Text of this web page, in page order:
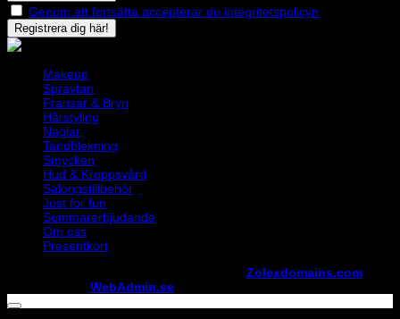
Genom att fortsätta accepterar du integritetspolicyn
Makeup
Spraytan
Fransar & Bryn
Hårstyling
Naglar
Tandblekning
Smycken
Hud & Kroppsvård
Salongstillbehör
Just for fun
Sommarerbjudande
Om oss
Presentkort
Zolexdomains.com
WebAdmin.se